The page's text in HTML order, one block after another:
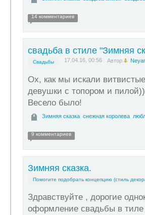
14 комментариев
свадьба в стиле "Зимняя
Свадьбы 17.04.16, 00:56 Автор
Ох, как мы искали
девушки с топором и
Весело было!
Зимняя сказка снежная королева
9 комментариев
Зимняя сказка.
Помогите подобрать концепцию (стиль
Здравствуйте , дорогие
оформление свадьбы в тиле